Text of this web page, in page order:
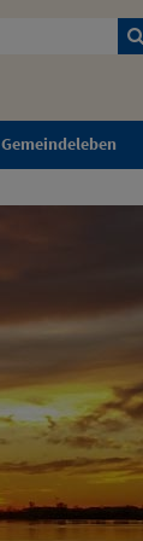
Gemeindeleben